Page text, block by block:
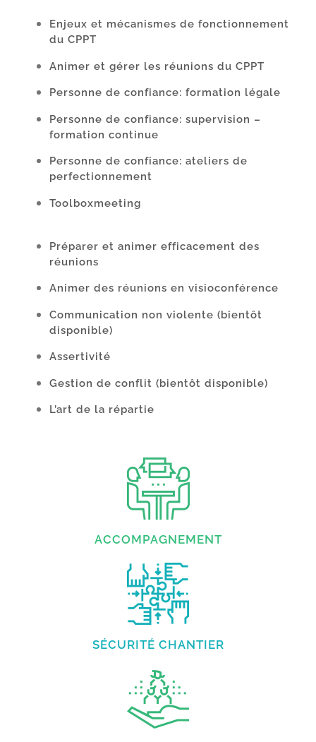
Enjeux et mécanismes de fonctionnement
du CPPT
Animer et gérer les réunions du CPPT
Personne de confiance: formation légale
Personne de confiance: supervision –
formation continue
Personne de confiance: ateliers de
perfectionnement
Toolboxmeeting
Préparer et animer efficacement des
réunions
Animer des réunions en visioconférence
Communication non violente (bientôt
disponible)
Assertivité
Gestion de conflit (bientôt disponible)
L’art de la répartie
ACCOMPAGNEMENT
SÉCURITÉ CHANTIER